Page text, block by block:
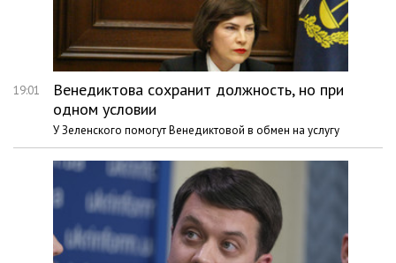
19:01
Венедиктова сохранит должность, но при
одном условии
У Зеленского помогут Венедиктовой в обмен на услугу